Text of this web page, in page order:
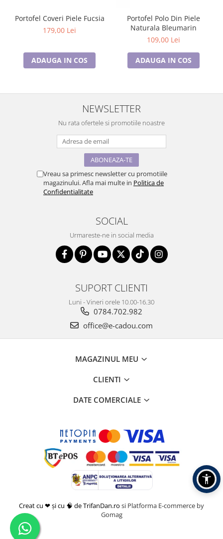
Portofel Coveri Piele Fucsia
179,00 Lei
ADAUGA IN COS
Portofel Polo Din Piele
Naturala Bleumarin
109,00 Lei
ADAUGA IN COS
NEWSLETTER
Nu rata ofertele si promotiile noastre
Vreau sa primesc newsletter cu promotiile
magazinului. Afla mai multe in Politica de
Confidentialitate
SOCIAL
Urmareste-ne in social media
SUPORT CLIENTI
Luni - Vineri orele 10.00-16.30
0784.702.982
office@e-cadou.com
MAGAZINUL MEU
CLIENTI
DATE COMERCIALE
Creat cu ❤ și cu 🧠 de TrifanDan.ro si Platforma E-commerce by
Gomag